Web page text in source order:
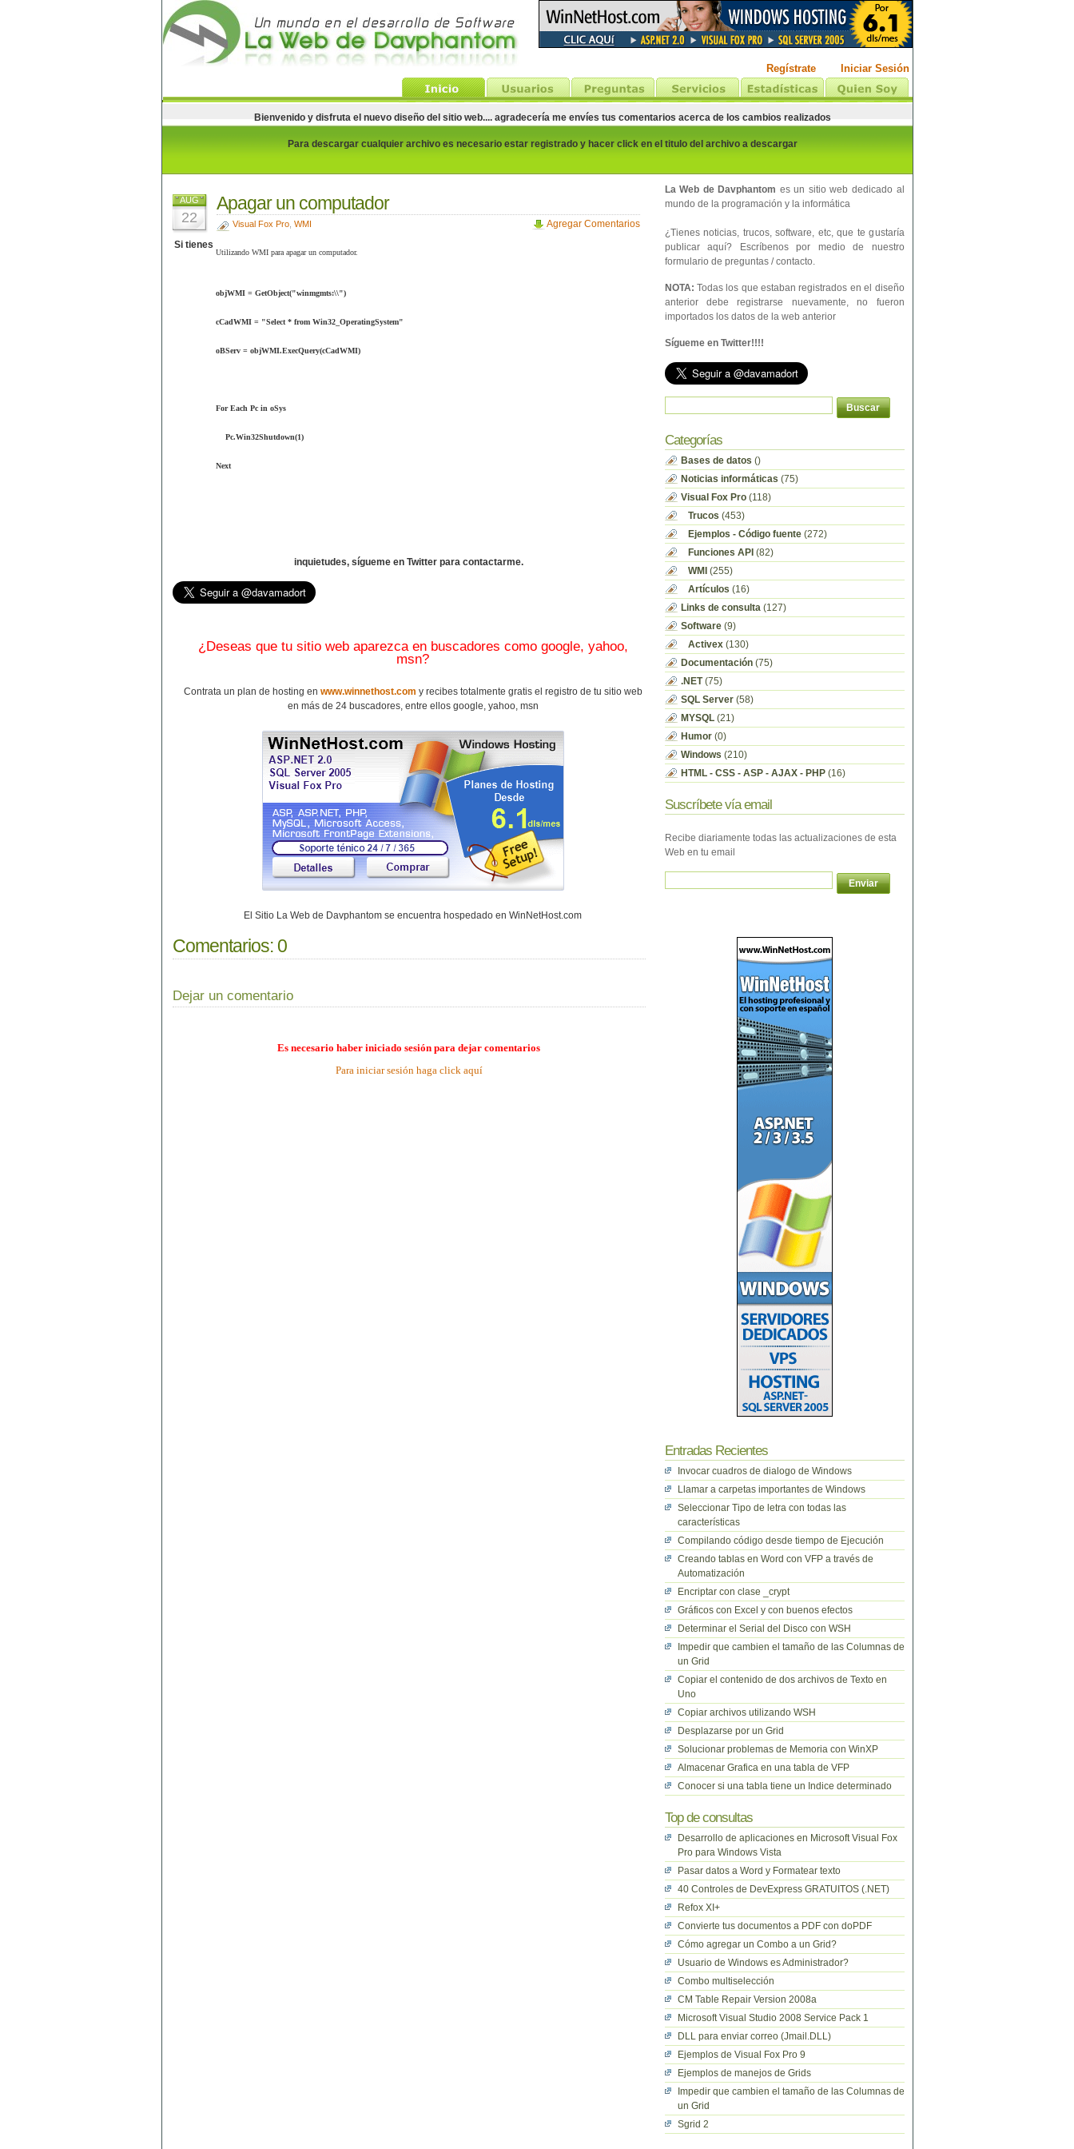
Regístrate Iniciar Sesión
Bienvenido y disfruta el nuevo diseño del sitio web.... agradecería me envíes tus comentarios acerca de los cambios realizados
Para descargar cualquier archivo es necesario estar registrado y hacer click en el titulo del archivo a descargar
AUG
22
Apagar un computador
Visual Fox Pro, WMI Agregar Comentarios
Utilizando WMI para apagar un computador.
objWMI = GetObject("winmgmts:\\")
cCadWMI = "Select * from Win32_OperatingSystem"
oBServ = objWMI.ExecQuery(cCadWMI)
For Each Pc in oSys
Pc.Win32Shutdown(1)
Next
Si tienes
inquietudes, sígueme en Twitter para contactarme.
¿Deseas que tu sitio web aparezca en buscadores como google, yahoo,
msn?
Contrata un plan de hosting en www.winnethost.com y recibes totalmente gratis el registro de tu sitio web
en más de 24 buscadores, entre ellos google, yahoo, msn
El Sitio La Web de Davphantom se encuentra hospedado en WinNetHost.com
Comentarios:0
Dejar un comentario
Es necesario haber iniciado sesión para dejar comentarios
Para iniciar sesión haga click aquí
La Web de Davphantom es un sitio web dedicado al
mundo de la programación y la informática
¿Tienes noticias, trucos, software, etc, que te gustaría
publicar aquí? Escríbenos por medio de nuestro
formulario de preguntas / contacto.
NOTA: Todas los que estaban registrados en el diseño
anterior debe registrarse nuevamente, no fueron
importados los datos de la web anterior
Sígueme en Twitter!!!!
Categorías
Bases de datos ()
Noticias informáticas (75)
Visual Fox Pro(118)
Trucos (453)
Ejemplos - Código fuente(272)
Funciones API (82)
WMI (255)
Artículos (16)
Links de consulta(127)
Software(9)
Activex(130)
Documentación(75)
.NET(75)
SQL Server(58)
MYSQL(21)
Humor(0)
Windows (210)
HTML - CSS - ASP - AJAX - PHP(16)
Suscríbete vía email
Recibe diariamente todas las actualizaciones de esta
Web en tu email
Entradas Recientes
Invocar cuadros de dialogo de Windows
Llamar a carpetas importantes de Windows
Seleccionar Tipo de letra con todas las
características
Compilando código desde tiempo de Ejecución
Creando tablas en Word con VFP a través de
Automatización
Encriptar con clase _crypt
Gráficos con Excel y con buenos efectos
Determinar el Serial del Disco con WSH
Impedir que cambien el tamaño de las Columnas de
un Grid
Copiar el contenido de dos archivos de Texto en
Uno
Copiar archivos utilizando WSH
Desplazarse por un Grid
Solucionar problemas de Memoria con WinXP
Almacenar Grafica en una tabla de VFP
Conocer si una tabla tiene un Indice determinado
Top de consultas
Desarrollo de aplicaciones en Microsoft Visual Fox
Pro para Windows Vista
Pasar datos a Word y Formatear texto
40 Controles de DevExpress GRATUITOS (.NET)
Refox XI+
Convierte tus documentos a PDF con doPDF
Cómo agregar un Combo a un Grid?
Usuario de Windows es Administrador?
Combo multiselección
CM Table Repair Version 2008a
Microsoft Visual Studio 2008 Service Pack 1
DLL para enviar correo (Jmail.DLL)
Ejemplos de Visual Fox Pro 9
Ejemplos de manejos de Grids
Impedir que cambien el tamaño de las Columnas de
un Grid
Sgrid 2